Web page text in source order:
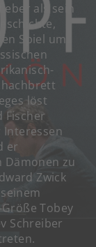
als sein
Spiel um
löst
Fischer
er
Dämonen zu
Zwick
Tobey
Schreiber